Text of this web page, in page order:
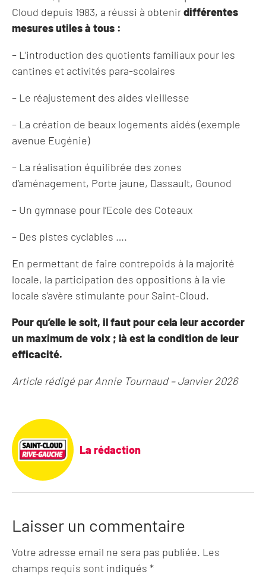
Cloud depuis 1983, a réussi à obtenirdifférentes
mesures utiles à tous :
– L’introduction des quotients familiaux pour les
cantines et activités para-scolaires
– Le réajustement des aides vieillesse
– La création de beaux logements aidés (exemple
avenue Eugénie)
– La réalisation équilibrée des zones
d’aménagement, Porte jaune, Dassault, Gounod
– Un gymnase pour l’Ecole des Coteaux
– Des pistes cyclables ….
En permettant de faire contrepoids à la majorité
locale, la participation des oppositions à la vie
locale s’avère stimulante pour Saint-Cloud.
Pour qu’elle le soit, il faut pour cela leur accorder
un maximum de voix ; là est la condition de leur
efficacité.
Article rédigé par Annie Tournaud – Janvier 2026
La rédaction
Laisser un commentaire
Votre adresse email ne sera pas publiée. Les
champs requis sont indiqués *